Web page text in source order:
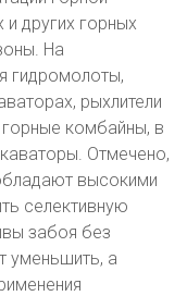
и других горных
На
гидромолоты,
рыхлители
комбайны, в
Отмечено,
высокими
селективную
забоя без
уменьшить, а